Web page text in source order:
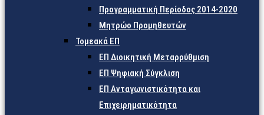
Προγραμματική Περίοδος 2014-2020
Μητρώο Προμηθευτών
Τομεακά ΕΠ
ΕΠ Διοικητική Μεταρρύθμιση
ΕΠ Ψηφιακή Σύγκλιση
ΕΠ Ανταγωνιστικότητα και
Επιχειρηματικότητα